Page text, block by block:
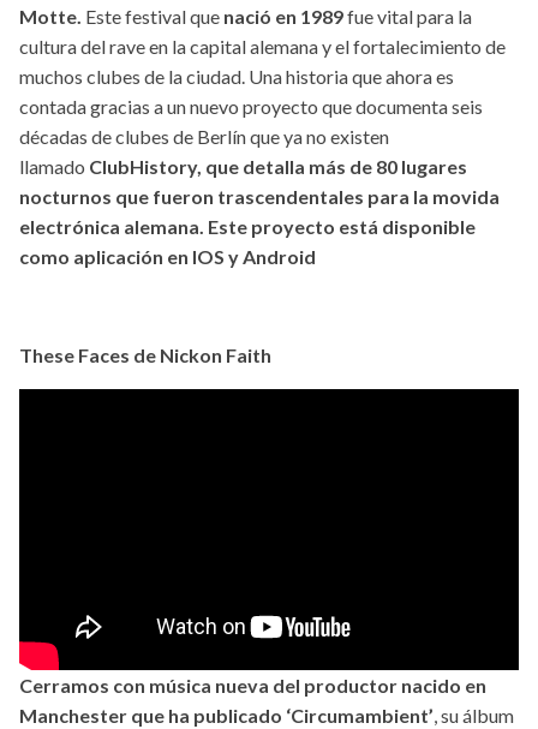
Motte. Este festival que nació en 1989fue vital para la
cultura del rave en la capital alemana y el fortalecimiento de
muchos clubes de la ciudad. Una historia que ahora es
contada gracias a un nuevo proyecto que documenta seis
décadas de clubes de Berlín que ya no existen
llamado ClubHistory, que detalla más de 80 lugares
nocturnos que fueron trascendentales para la movida
electrónica alemana. Este proyecto está disponible
como aplicación en IOS y Android
These Faces de Nickon Faith
Cerramos con música nueva del productor nacido en
Manchester que ha publicado ‘Circumambient’, su álbum